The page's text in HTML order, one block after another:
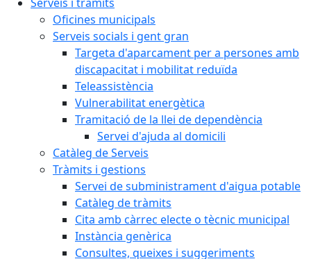
Oficines municipals
Serveis socials i gent gran
Targeta d'aparcament per a persones amb
discapacitat i mobilitat reduïda
Teleassistència
Vulnerabilitat energètica
Tramitació de la llei de dependència
Servei d'ajuda al domicili
Catàleg de Serveis
Tràmits i gestions
Servei de subministrament d'aigua potable
Catàleg de tràmits
Cita amb càrrec electe o tècnic municipal
Instància genèrica
Consultes, queixes i suggeriments